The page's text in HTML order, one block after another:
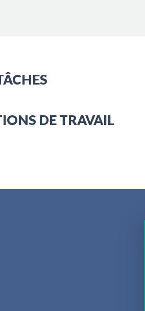
DE TRAVAIL